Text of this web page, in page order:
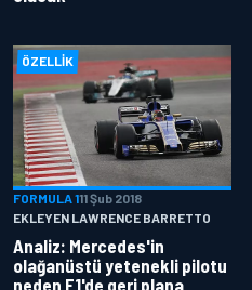
ÖZELLIK
FORMULA 111 Şub 2018
EKLEYEN LAWRENCE BARRETTO
Analiz: Mercedes'in
olağanüstü yetenekli pilotu
neden F1'de geri plana